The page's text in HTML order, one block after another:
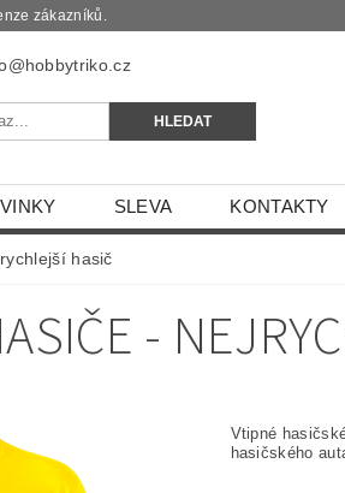
zákazníků.
SLEVA KONTAKTY
hasič
-
Vtipné
hasičského